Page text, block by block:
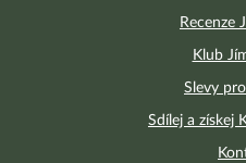
Recenze
Klub
Slevy
Sdílej a získej